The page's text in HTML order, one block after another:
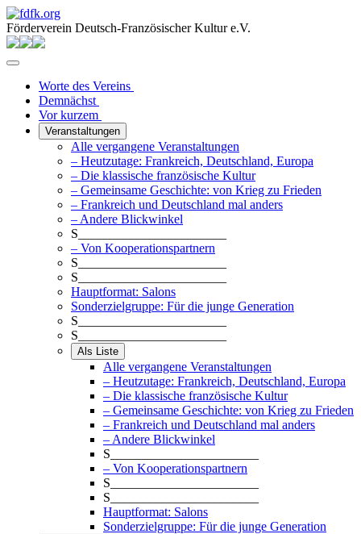
Förderverein Deutsch-Französischer Kultur e.V.
Worte des Vereins
Demnächst
Vor kurzem
Veranstaltungen
Alle vergangene Veranstaltungen
– Heutzutage: Frankreich, Deutschland, Europa
– Die klassische französische Kultur
– Gemeinsame Geschichte: von Krieg zu Frieden
– Frankreich und Deutschland mal anders
– Andere Blickwinkel
S_______________________
– Von Kooperationspartnern
S_______________________
S_______________________
Hauptformat: Salons
Sonderzielgruppe: Für die junge Generation
S_______________________
S_______________________
Als Liste
Alle vergangene Veranstaltungen
– Heutzutage: Frankreich, Deutschland, Europa
– Die klassische französische Kultur
– Gemeinsame Geschichte: von Krieg zu Frieden
– Frankreich und Deutschland mal anders
– Andere Blickwinkel
S_______________________
– Von Kooperationspartnern
S_______________________
S_______________________
Hauptformat: Salons
Sonderzielgruppe: Für die junge Generation